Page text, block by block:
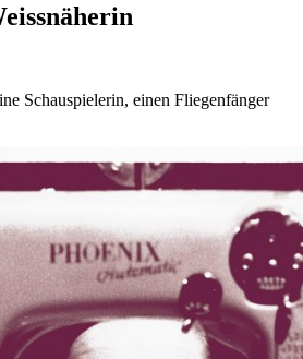
Schauspielerin, einen Fliegenfänger